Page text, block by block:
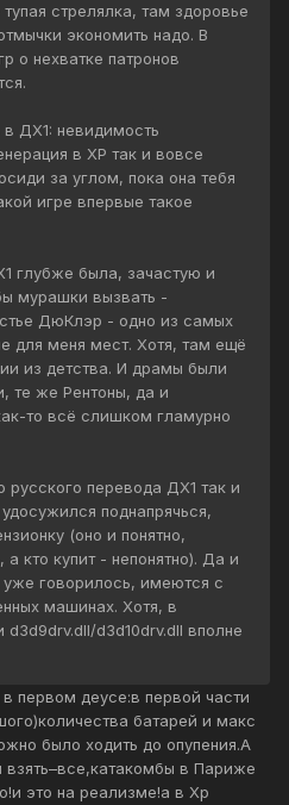
стрелялка, там здоровье
экономить надо. В
о нехватке патронов
в ДХ1: невидимость
в ХР так и вовсе
за углом, пока она тебя
игре впервые такое
глубже была, зачастую и
мурашки вызвать -
ДюКлэр - одно из самых
для меня мест. Хотя, там ещё
из детства. И драмы были
те же Рентоны, да и
то всё слишком гламурно
русского перевода ДХ1 так и
поднапрячься,
(оно и понятно,
кто купит - непонятно). Да и
уже говорилось, имеются с
машинах. Хотя, в
d3d9drv.dll/d3d10drv.dll вполне
первом деусе:в первой части
батарей и макс
было ходить до опупения.А
взять–все,катакомбы в Париже
это на реализме!а в Хр